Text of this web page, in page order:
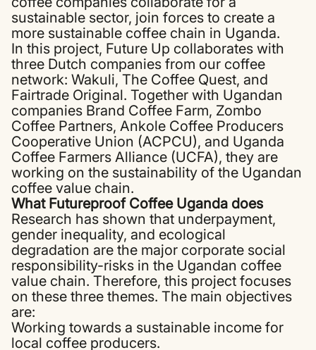
sustainable sector, join forces to create a
more sustainable coffee chain in Uganda.
In this project, Future Up collaborates with
three Dutch companies from our coffee
network: Wakuli, The Coffee Quest, and
Fairtrade Original. Together with Ugandan
companies Brand Coffee Farm, Zombo
Coffee Partners, Ankole Coffee Producers
Cooperative Union (ACPCU), and Uganda
Coffee Farmers Alliance (UCFA), they are
working on the sustainability of the Ugandan
coffee value chain.
What Futureproof Coffee Uganda does
Research has shown that underpayment,
gender inequality, and ecological
degradation are the major corporate social
responsibility-risks in the Ugandan coffee
value chain. Therefore, this project focuses
on these three themes. The main objectives
are:
Working towards a sustainable income for
local coffee producers.